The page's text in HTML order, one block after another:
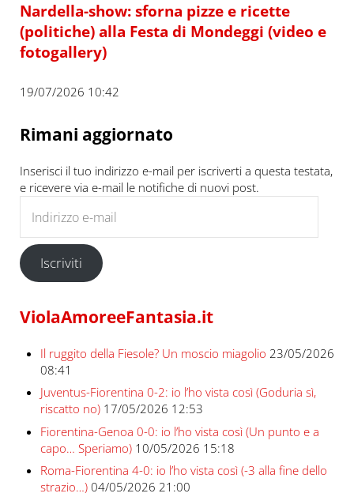
Nardella-show: sforna pizze e ricette
(politiche) alla Festa di Mondeggi (video e
fotogallery)
19/07/2026 10:42
Rimani aggiornato
Inserisci il tuo indirizzo e-mail per iscriverti a questa testata,
e ricevere via e-mail le notifiche di nuovi post.
Iscriviti
ViolaAmoreeFantasia.it
Il ruggito della Fiesole? Un moscio miagolio 23/05/2026
08:41
Juventus-Fiorentina 0-2: io l’ho vista così (Goduria sì,
riscatto no) 17/05/2026 12:53
Fiorentina-Genoa 0-0: io l’ho vista così (Un punto e a
capo… Speriamo) 10/05/2026 15:18
Roma-Fiorentina 4-0: io l’ho vista così (-3 alla fine dello
strazio…) 04/05/2026 21:00